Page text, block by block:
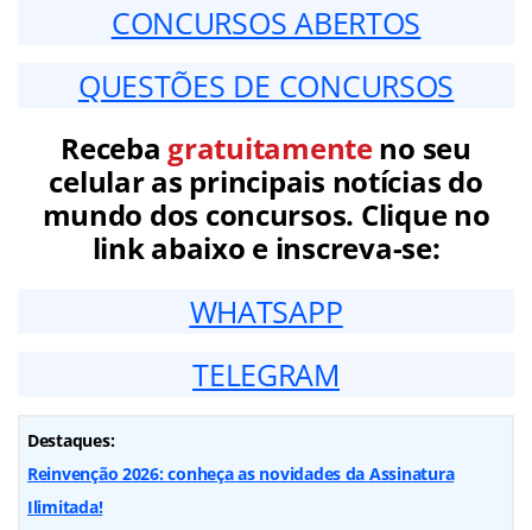
CONCURSOS ABERTOS
QUESTÕES DE CONCURSOS
Receba gratuitamenteno seu
celular as principais notícias do
mundo dos concursos. Clique no
link abaixo e inscreva-se:
WHATSAPP
TELEGRAM
Destaques:
Reinvenção 2026: conheça as novidades da Assinatura
Ilimitada!